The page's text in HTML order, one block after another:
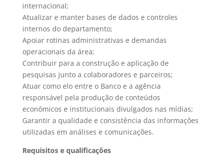
internacional;
Atualizar e manter bases de dados e controles
internos do departamento;
Apoiar rotinas administrativas e demandas
operacionais da área;
Contribuir para a construção e aplicação de
pesquisas junto a colaboradores e parceiros;
Atuar como elo entre o Banco e a agência
responsável pela produção de conteúdos
econômicos e institucionais divulgados nas mídias;
Garantir a qualidade e consistência das informações
utilizadas em análises e comunicações.
Requisitos e qualificações